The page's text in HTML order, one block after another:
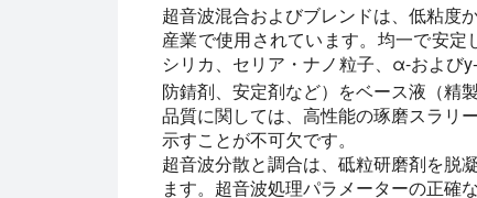
超音波混合およびブレンドは、低粘度
産業で使用されています。均一で安
シリカ、セリア・ナノ粒子、α-および
防錆剤、安定剤など）をベース液（精
品質に関しては、高性能の琢磨スラリ
示すことが不可欠です。
超音波分散と調合は、砥粒研磨剤を脱
ます。超音波処理パラメーターの正確